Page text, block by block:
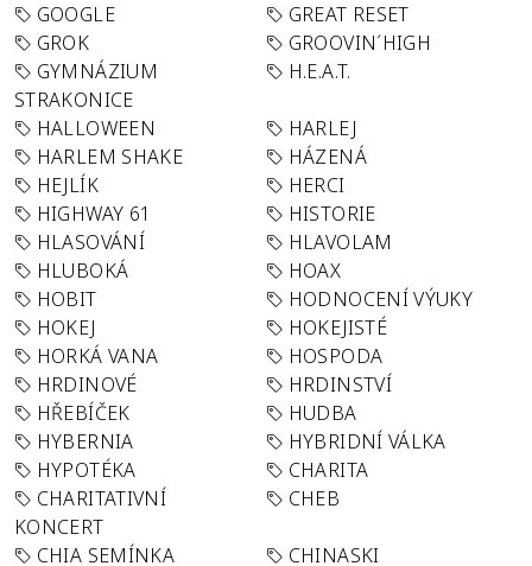
GOOGLE
GREAT RESET
GROK
GROOVIN´HIGH
GYMNÁZIUM
STRAKONICE
H.E.A.T.
HALLOWEEN
HARLEJ
HARLEM SHAKE
HÁZENÁ
HEJLÍK
HERCI
HIGHWAY 61
HISTORIE
HLASOVÁNÍ
HLAVOLAM
HLUBOKÁ
HOAX
HOBIT
HODNOCENÍ VÝUKY
HOKEJ
HOKEJISTÉ
HORKÁ VANA
HOSPODA
HRDINOVÉ
HRDINSTVÍ
HŘEBÍČEK
HUDBA
HYBERNIA
HYBRIDNÍ VÁLKA
HYPOTÉKA
CHARITA
CHARITATIVNÍ
KONCERT
CHEB
CHIA SEMÍNKA
CHINASKI